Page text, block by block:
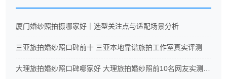
厦门婚纱照拍摄哪家好｜选型关注点与适配场景分析
三亚旅拍婚纱照口碑前十 三亚本地靠谱旅拍工作室真实评测